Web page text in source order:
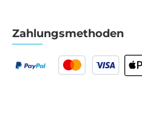
Zahlungsmethoden